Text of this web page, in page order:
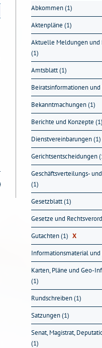
Abkommen (1)
Aktenpläne (1)
Aktuelle Meldungen und
(1)
Amtsblatt (1)
Beiratsinformationen
Bekanntmachungen (1)
Berichte und Konzepte (1)
Dienstvereinbarungen (1)
Gerichtsentscheidungen
Geschäftsverteilungs-
(1)
Gesetzblatt (1)
Gesetze und
Gutachten (1) X
Informationsmaterial und
Karten, Pläne und Geo-
(1)
Rundschreiben (1)
Satzungen (1)
Senat, Magistrat,
(1)